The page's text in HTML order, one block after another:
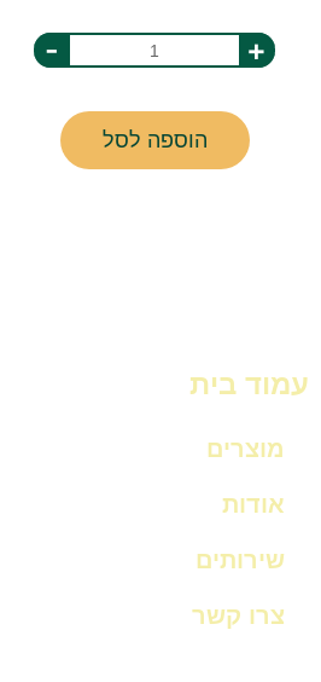
+
-
הוספה לסל
עמוד בית
מוצרים
אודות
שירותים
צרו קשר